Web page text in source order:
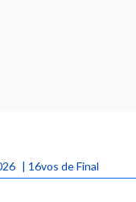
| 16vos de Final